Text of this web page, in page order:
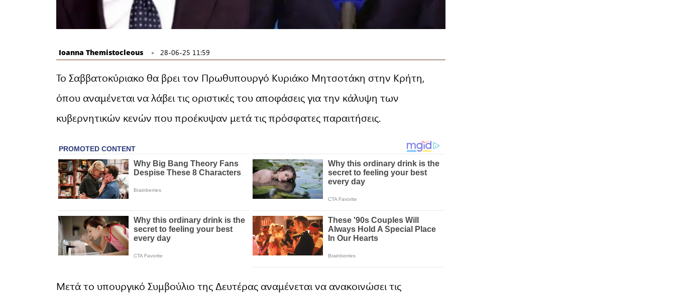
Ioanna Themistocleous 28-06-25 11:59
Το Σαββατοκύριακο θα βρει τον Πρωθυπουργό Κυριάκο Μητσοτάκη στην Κρήτη,
όπου αναμένεται να λάβει τις οριστικές του αποφάσεις για την κάλυψη των
κυβερνητικών κενών που προέκυψαν μετά τις πρόσφατες παραιτήσεις.
Μετά το υπουργικό Συμβούλιο της Δευτέρας αναμένεται να ανακοινώσει τις